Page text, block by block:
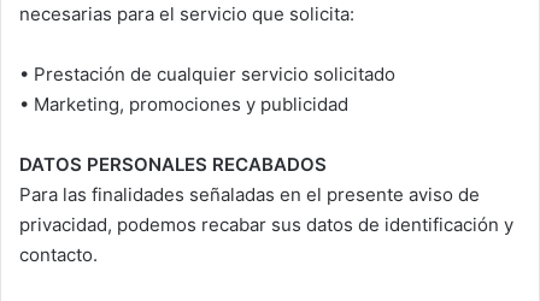
necesarias para el servicio que solicita:
•⁠ ⁠Prestación de cualquier servicio solicitado
•⁠ ⁠Marketing, promociones y publicidad
DATOS PERSONALES RECABADOS
Para las finalidades señaladas en el presente aviso de
privacidad, podemos recabar sus datos de identificación y
contacto.